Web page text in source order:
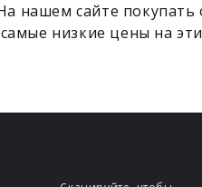
нашем сайте
низкие цены на